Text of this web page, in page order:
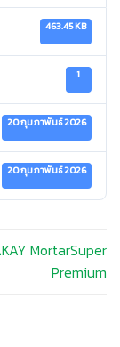
463.45 KB
1
20 กุมภาพันธ์ 2026
20 กุมภาพันธ์ 2026
MortarSuper
Premium